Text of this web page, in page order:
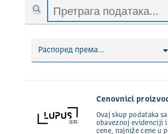
Распоред према...
Cenovnici
Ovaj skup podataka
obaveznoj evidenciji
cene, najniže cene u